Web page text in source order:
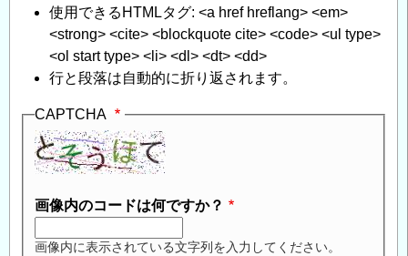
使用できるHTMLタグ: <a href hreflang> <em>
<strong> <cite> <blockquote cite> <code> <ul type>
<ol start type> <li> <dl> <dt> <dd>
行と段落は自動的に折り返されます。
CAPTCHA
画像内のコードは何ですか？
画像内に表示されている文字列を入力してください。